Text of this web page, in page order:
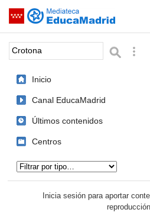
Saltar navegación
Palabra o frase:
Inicio
Canal EducaMadrid
Últimos contenidos
Centros
Inicia sesión para aportar